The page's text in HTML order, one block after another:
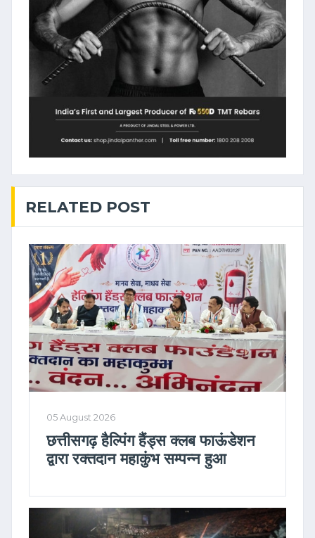
RELATED POST
05 August 2026
छत्तीसगढ़ हैल्पिंग हैंड्स क्लब फाऊंडेशन
द्वारा रक्तदान महाकुंभ सम्पन्न हुआ